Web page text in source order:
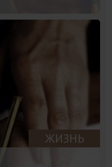
ЖИЗНЬ